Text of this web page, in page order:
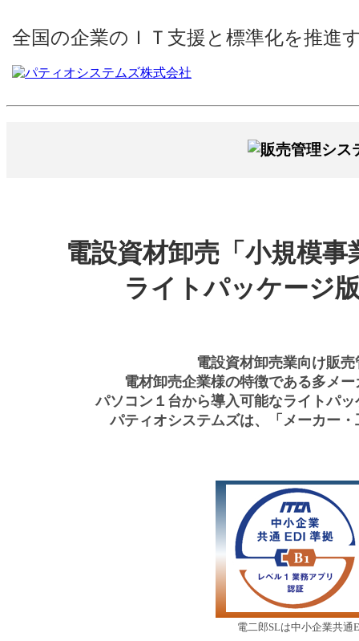
全国の企業のＩＴ支援と標準化を推進
電設資材卸売「小規模
ライトパッケージ
電設資材卸売業向け販
電材卸売企業様の特徴である多メ
パソコン１台から導入可能なライトパ
パティオシステムズは、「メーカー
電二郎SLは中小企業共